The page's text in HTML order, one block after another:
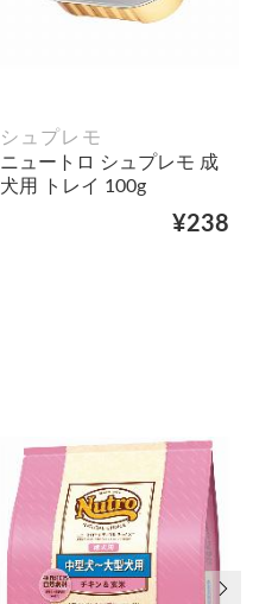
シュプレモ
ニュートロ シュプレモ 成
犬用 トレイ 100g
¥238
次